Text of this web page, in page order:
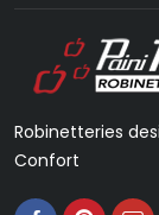
Robinetteries
Confort